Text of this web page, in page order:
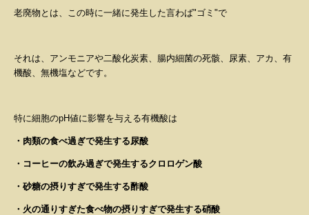
老廃物とは、この時に一緒に発生した言わば"ゴミ "で
それは、 アンモニアや二酸化炭素、腸内細菌の死骸、尿素、アカ、有
機酸、無機塩などです。
特に細胞のpH値に影響を与える有機酸は
・肉類の食べ過ぎで発生する尿酸
・コーヒーの飲み過ぎで発生するクロロゲン酸
・砂糖の摂りすぎで発生する酢酸
・火の通りすぎた食べ物の摂りすぎで発生する硝酸